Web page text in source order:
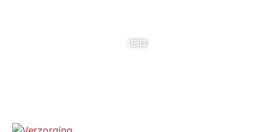
SERIES